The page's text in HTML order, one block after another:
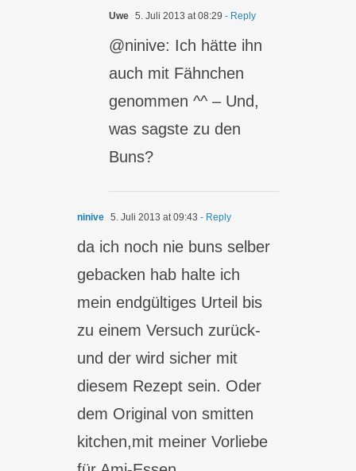
Uwe 5. Juli 2013 at 08:29 - Reply
@ninive: Ich hätte ihn
auch mit Fähnchen
genommen ^^ – Und,
was sagste zu den
Buns?
ninive 5. Juli 2013 at 09:43 - Reply
da ich noch nie buns selber
gebacken hab halte ich
mein endgültiges Urteil bis
zu einem Versuch zurück-
und der wird sicher mit
diesem Rezept sein. Oder
dem Original von smitten
kitchen,mit meiner Vorliebe